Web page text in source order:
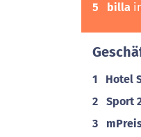
5 billa
1 Hotel
2
Sport
3